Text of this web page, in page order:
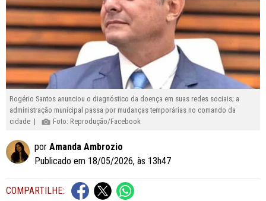
Rogério Santos anunciou o diagnóstico da doença em suas redes sociais; a
administração municipal passa por mudanças temporárias no comando da
cidade |
Foto: Reprodução/Facebook
por Amanda Ambrozio
Publicado em 18/05/2026, às 13h47
COMPARTILHE: